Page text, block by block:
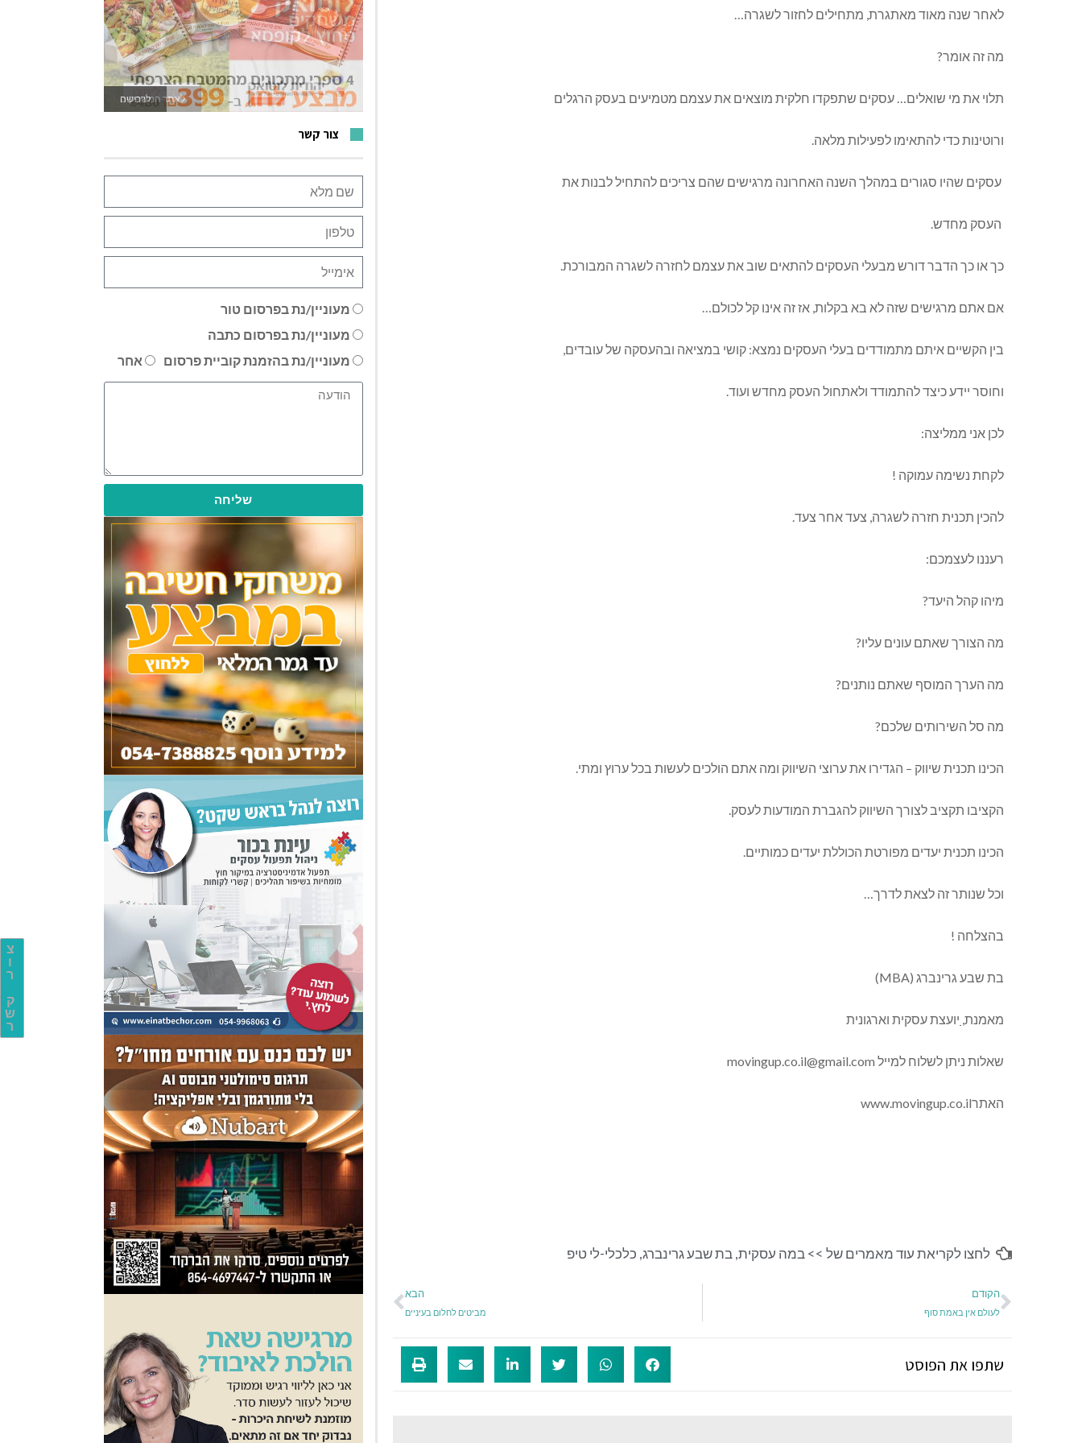
צ
ו
ר
ק
ש
ר
לאחר שנה מאוד מאתגרת, מתחילים לחזור לשגרה…
מה זה אומר?
תלוי את מי שואלים… עסקים שתפקדו חלקית מוצאים את עצמם מטמיעים בעסק הרגלים
ורוטינות כדי להתאימו לפעילות מלאה.
עסקים שהיו סגורים במהלך השנה האחרונה מרגישים שהם צריכים להתחיל לבנות את
העסק מחדש.
כך או כך הדבר דורש מבעלי העסקים להתאים שוב את עצמם לחזרה לשגרה המבורכת.
אם אתם מרגישים שזה לא בא בקלות, אז זה אינו קל לכולם…
בין הקשיים איתם מתמודדים בעלי העסקים נמצא: קושי במציאה ובהעסקה של עובדים,
וחוסר יידע כיצד להתמודד ולאתחול העסק מחדש ועוד.
לכן אני ממליצה:
לקחת נשימה עמוקה !
להכין תכנית חזרה לשגרה, צעד אחר צעד.
רעננו לעצמכם:
מיהו קהל היעד?
מה הצורך שאתם עונים עליו?
מה הערך המוסף שאתם נותנים?
מה סל השירותים שלכם?
הכינו תכנית שיווק – הגדירו את ערוצי השיווק ומה אתם הולכים לעשות בכל ערוץ ומתי.
הקציבו תקציב לצורך השיווק להגברת המודעות לעסק.
הכינו תכנית יעדים מפורטת הכוללת יעדים כמותיים.
וכל שנותר זה לצאת לדרך…
בהצלחה !
בת שבע גרינברג (MBA)
מאמנת, יועצת עסקית וארגונית
שאלות ניתן לשלוח למייל movingup.co.il@gmail.com
האתרwww.movingup.co.il
לחצו לקריאת עוד מאמרים של >>במה עסקית,בת שבע גרינברג, כלכלי-לי טיפ
הקודם
לעולם אין באמת סוף
הבא
מביטים לחלום בעיניים
שתפו את הפוסט
לרכישה
צור קשר
מעוניין/נת בפרסום טור
מעוניין/נת בפרסום כתבה
מעוניין/נת בהזמנת קוביית פרסום
אחר
שליחה